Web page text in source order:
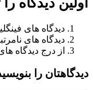
اولین دیدگاه
دیدگاه های
دیدگاه های
از درج دیدگاه
دیدگاهتان را